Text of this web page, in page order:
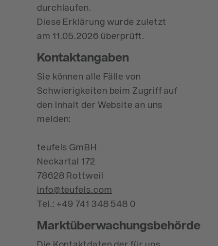
durchlaufen.
Diese Erklärung wurde zuletzt
am 11.05.2026 überprüft.
Kontaktangaben
Sie können alle Fälle von
Schwierigkeiten beim Zugriff auf
den Inhalt der Website an uns
melden:
teufels GmBH
Neckartal 172
78628 Rottweil
info@teufels.com
Tel.: +49 741 348 548 0
Marktüberwachungsbehörde